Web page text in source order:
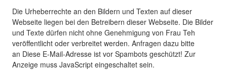
Die Urheberrechte an den Bildern und Texten auf dieser
Webseite liegen bei den Betreibern dieser Webseite. Die Bilder
und Texte dürfen nicht ohne Genehmigung von Frau Teh
veröffentlicht oder verbreitet werden. Anfragen dazu bitte
an Diese E-Mail-Adresse ist vor Spambots geschützt! Zur
Anzeige muss JavaScript eingeschaltet sein.